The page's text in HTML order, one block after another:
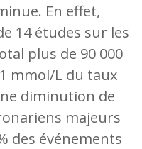
En effet,
14 études sur les
plus de 90 000
mmol/L du taux
diminution de
majeurs
des événements